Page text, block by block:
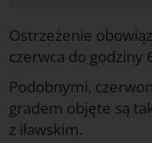
Ostrzeżenie
czerwca do godziny
Podobnymi,
gradem objęte są
z iławskim.